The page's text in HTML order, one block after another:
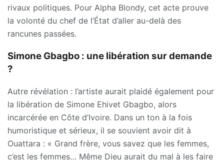
rivaux politiques. Pour Alpha Blondy, cet acte prouve
la volonté du chef de l’État d’aller au-delà des
rancunes passées.
Simone Gbagbo : une libération sur demande
?
Autre révélation : l’artiste aurait plaidé également pour
la libération de Simone Ehivet Gbagbo, alors
incarcérée en Côte d’Ivoire. Dans un ton à la fois
humoristique et sérieux, il se souvient avoir dit à
Ouattara : « Grand frère, vous savez que les femmes,
c’est les femmes… Même Dieu aurait du mal à les faire